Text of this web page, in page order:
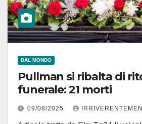
DAL MONDO
Pullman si ribalta di
funerale: 21 morti
09/08/2025